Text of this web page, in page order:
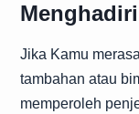
Jika Kamu
tambahan atau
memperoleh